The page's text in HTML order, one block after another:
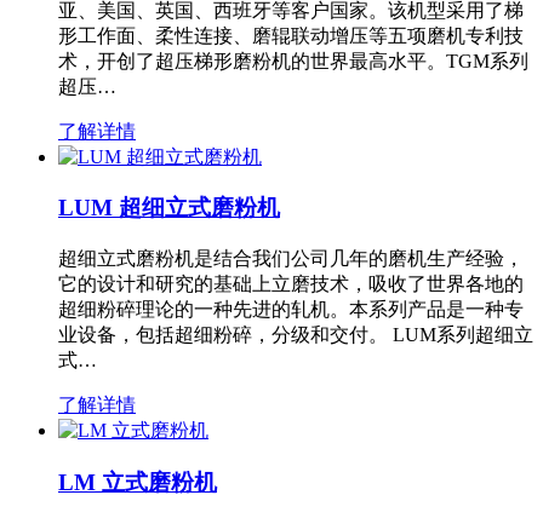
亚、美国、英国、西班牙等客户国家。该机型采用了梯
形工作面、柔性连接、磨辊联动增压等五项磨机专利技
术，开创了超压梯形磨粉机的世界最高水平。TGM系列
超压…
了解详情
LUM 超细立式磨粉机
超细立式磨粉机是结合我们公司几年的磨机生产经验，
它的设计和研究的基础上立磨技术，吸收了世界各地的
超细粉碎理论的一种先进的轧机。本系列产品是一种专
业设备，包括超细粉碎，分级和交付。 LUM系列超细立
式…
了解详情
LM 立式磨粉机